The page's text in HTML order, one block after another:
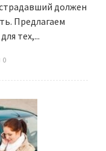
должен
Предлагаем
тех,...
0